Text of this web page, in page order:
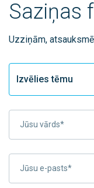
Saziņas
Uzziņām,
Jūsu vārds*
Jūsu e-pasts*